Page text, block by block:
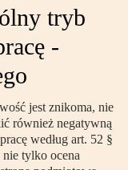
tryb
-
jest znikoma, nie
również negatywną
według art. 52 §
tylko ocena